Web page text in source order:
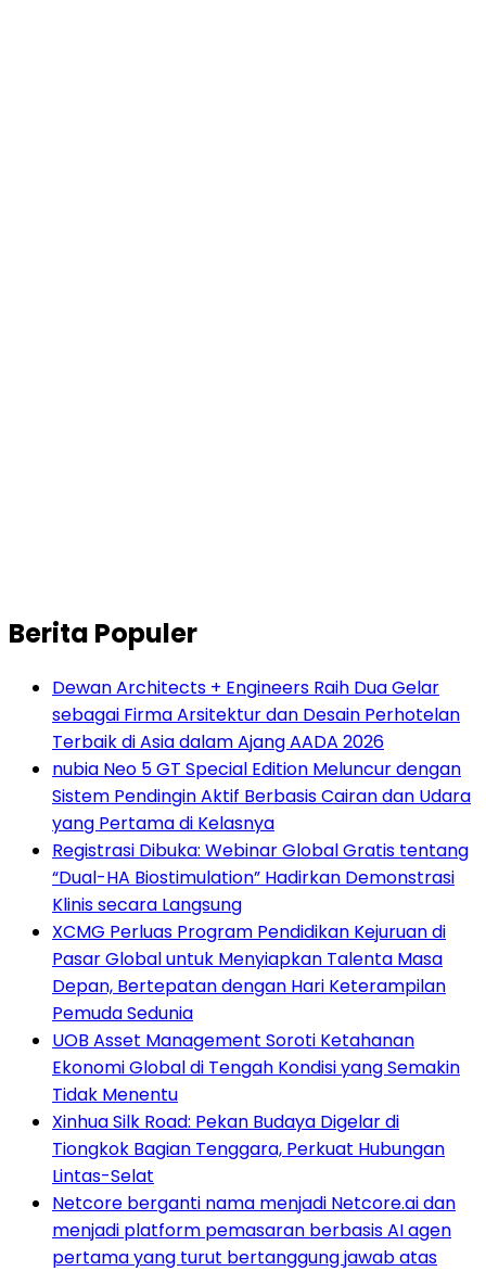
Berita Populer
Dewan Architects + Engineers Raih Dua Gelar
sebagai Firma Arsitektur dan Desain Perhotelan
Terbaik di Asia dalam Ajang AADA 2026
nubia Neo 5 GT Special Edition Meluncur dengan
Sistem Pendingin Aktif Berbasis Cairan dan Udara
yang Pertama di Kelasnya
Registrasi Dibuka: Webinar Global Gratis tentang
“Dual-HA Biostimulation” Hadirkan Demonstrasi
Klinis secara Langsung
XCMG Perluas Program Pendidikan Kejuruan di
Pasar Global untuk Menyiapkan Talenta Masa
Depan, Bertepatan dengan Hari Keterampilan
Pemuda Sedunia
UOB Asset Management Soroti Ketahanan
Ekonomi Global di Tengah Kondisi yang Semakin
Tidak Menentu
Xinhua Silk Road: Pekan Budaya Digelar di
Tiongkok Bagian Tenggara, Perkuat Hubungan
Lintas-Selat
Netcore berganti nama menjadi Netcore.ai dan
menjadi platform pemasaran berbasis AI agen
pertama yang turut bertanggung jawab atas